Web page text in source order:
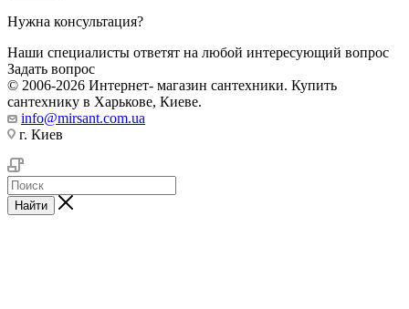
Нужна консультация?
Наши специалисты ответят на любой интересующий вопрос
Задать вопрос
© 2006-2026 Интернет- магазин сантехники. Купить
сантехнику в Харькове, Киеве.
info@mirsant.com.ua
г. Киев
Найти